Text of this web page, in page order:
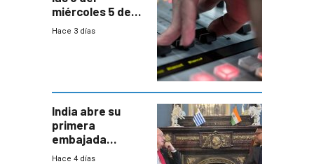
miércoles 5 de
agosto de 2026
Hace 3 días
India abre su
primera
embajada
residente en
Hace 4 días